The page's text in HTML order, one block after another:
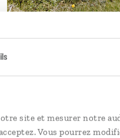
site et mesurer notre
Vous pourrez
Les toits